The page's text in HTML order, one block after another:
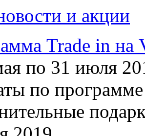
и акции
Trade in на
по 31 июля
по